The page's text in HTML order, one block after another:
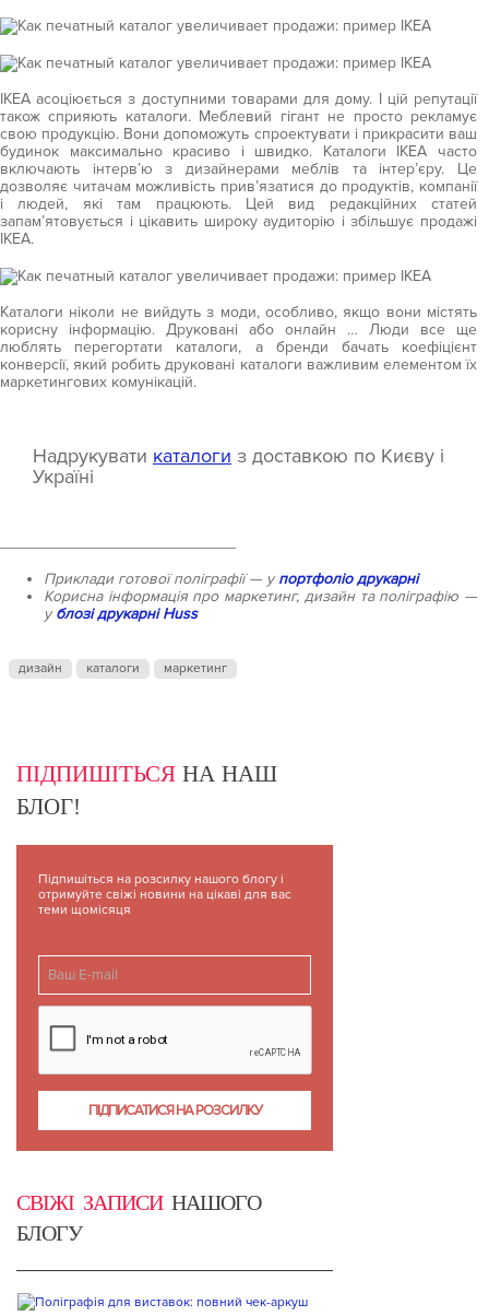
IKEA асоціюється з доступними товарами для дому. І цій репутації
також сприяють каталоги. Меблевий гігант не просто рекламує
свою продукцію. Вони допоможуть спроектувати і прикрасити ваш
будинок максимально красиво і швидко. Каталоги IKEA часто
включають інтерв’ю з дизайнерами меблів та інтер’єру. Це
дозволяє читачам можливість прив’язатися до продуктів, компанії
і людей, які там працюють. Цей вид редакційних статей
запам’ятовується і цікавить широку аудиторію і збільшує продажі
IKEA.
Каталоги ніколи не вийдуть з моди, особливо, якщо вони містять
корисну інформацію. Друковані або онлайн … Люди все ще
люблять перегортати каталоги, а бренди бачать коефіцієнт
конверсії, який робить друковані каталоги важливим елементом їх
маркетингових комунікацій.
Надрукувати каталоги з доставкою по Києву і
Україні
Приклади готової поліграфії — упортфоліо друкарні
Корисна інформація про маркетинг, дизайн та поліграфію —
ублозі друкарні Huss
дизайн каталоги маркетинг
ПІДПИШІТЬСЯ НА НАШ
БЛОГ!
Підпишіться на розсилку нашого блогу і
отримуйте свіжі новини на цікаві для вас
теми щомісяця
СВІЖІ ЗАПИСИНАШОГО
БЛОГУ